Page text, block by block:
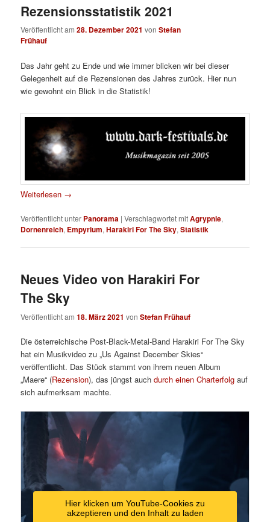
Rezensionsstatistik 2021
Veröffentlicht am28. Dezember 2021 vonStefan
Frühauf
Das Jahr geht zu Ende und wie immer blicken wir bei dieser
Gelegenheit auf die Rezensionen des Jahres zurück. Hier nun
wie gewohnt ein Blick in die Statistik!
Weiterlesen →
Veröffentlicht unter Panorama |Verschlagwortet mitAgrypnie,
Dornenreich, Empyrium,Harakiri For The Sky,Statistik
Neues Video von Harakiri For
The Sky
Veröffentlicht am18. März 2021 vonStefan Frühauf
Die österreichische Post-Black-Metal-Band Harakiri For The Sky
hat ein Musikvideo zu „Us Against December Skies“
veröffentlicht. Das Stück stammt von ihrem neuen Album
„Maere“ (Rezension), das jüngst auchdurch einen Charterfolg auf
sich aufmerksam machte.
Hier klicken um YouTube-Cookies zu
akzeptieren und den Inhalt zu laden